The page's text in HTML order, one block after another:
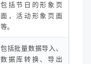
包括节日的形象页
面，活动形象页面
等。
包括批量数据导入、
数据库转换、导出